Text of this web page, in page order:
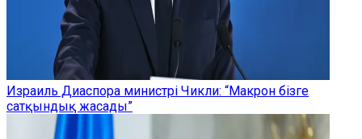
Израиль Диаспора министрі Чикли: “Макрон бізге
сатқындық жасады”